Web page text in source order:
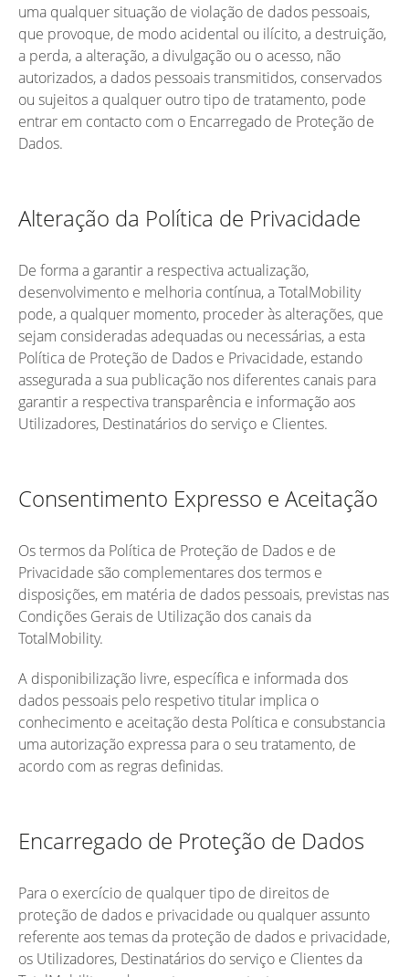
uma qualquer situação de violação de dados pessoais,
que provoque, de modo acidental ou ilícito, a destruição,
a perda, a alteração, a divulgação ou o acesso, não
autorizados, a dados pessoais transmitidos, conservados
ou sujeitos a qualquer outro tipo de tratamento, pode
entrar em contacto com o Encarregado de Proteção de
Dados.
Alteração da Política de Privacidade
De forma a garantir a respectiva actualização,
desenvolvimento e melhoria contínua, a TotalMobility
pode, a qualquer momento, proceder às alterações, que
sejam consideradas adequadas ou necessárias, a esta
Política de Proteção de Dados e Privacidade, estando
assegurada a sua publicação nos diferentes canais para
garantir a respectiva transparência e informação aos
Utilizadores, Destinatários do serviço e Clientes.
Consentimento Expresso e Aceitação
Os termos da Política de Proteção de Dados e de
Privacidade são complementares dos termos e
disposições, em matéria de dados pessoais, previstas nas
Condições Gerais de Utilização dos canais da
TotalMobility.
A disponibilização livre, específica e informada dos
dados pessoais pelo respetivo titular implica o
conhecimento e aceitação desta Política e consubstancia
uma autorização expressa para o seu tratamento, de
acordo com as regras definidas.
Encarregado de Proteção de Dados
Para o exercício de qualquer tipo de direitos de
proteção de dados e privacidade ou qualquer assunto
referente aos temas da proteção de dados e privacidade,
os Utilizadores, Destinatários do serviço e Clientes da